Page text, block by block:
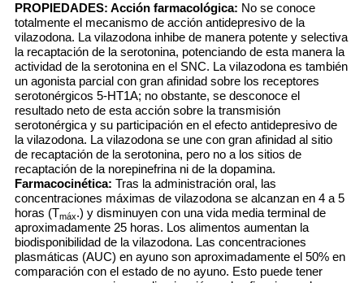
PROPIEDADES: Acción farmacológica: No se conoce
totalmente el mecanismo de acción antidepresivo de la
vilazodona. La vilazodona inhibe de manera potente y selectiva
la recaptación de la serotonina, potenciando de esta manera la
actividad de la serotonina en el SNC. La vilazodona es también
un agonista parcial con gran afinidad sobre los receptores
serotonérgicos 5-HT1A; no obstante, se desconoce el
resultado neto de esta acción sobre la transmisión
serotonérgica y su participación en el efecto antidepresivo de
la vilazodona. La vilazodona se une con gran afinidad al sitio
de recaptación de la serotonina, pero no a los sitios de
recaptación de la norepinefrina ni de la dopamina.
Farmacocinética: Tras la administración oral, las
concentraciones máximas de vilazodona se alcanzan en 4 a 5
horas (Tmáx.) y disminuyen con una vida media terminal de
aproximadamente 25 horas. Los alimentos aumentan la
biodisponibilidad de la vilazodona. Las concentraciones
plasmáticas (AUC) en ayuno son aproximadamente el 50% en
comparación con el estado de no ayuno. Esto puede tener